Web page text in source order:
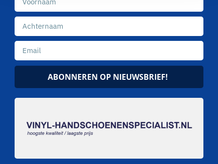
ABONNEREN OP NIEUWSBRIEF!